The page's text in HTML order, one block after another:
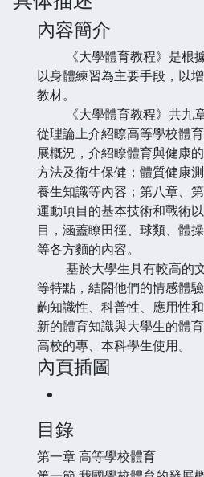
內容簡介
《大學體育教程》是根據
以身體練習為主要手段，以
教材。
《大學體育教程》共九章
從理論上介紹瞭高等學校體
展概況，介紹瞭體育與健康
方法及衛生保健；體質健康
養生知識等內容；第八章、
運動項目的基本技術和戰術
目，涵蓋瞭田徑、球類、體
等各方麵的內容。
基於大學生具有較高的文
等特點，結閤他們的情感體
齣知識性、科普性、應用性
新的體育知識與大學生的體
高校的專、本科學生使用。
內頁插圖
目錄
第一章 高等學校體育